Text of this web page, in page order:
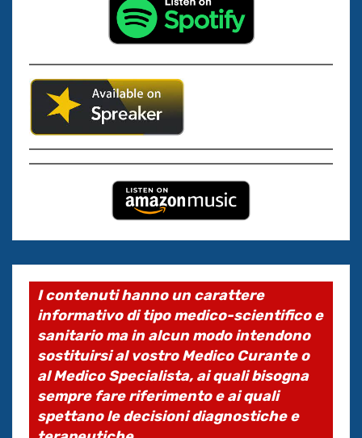
I contenuti hanno un carattere
informativo di tipo medico-scientifico e
sanitario ma in alcun modo intendono
sostituirsi al vostro Medico Curante o
al Medico Specialista, ai quali bisogna
sempre fare riferimento e ai quali
spettano le decisioni diagnostiche e